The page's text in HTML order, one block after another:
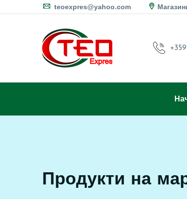
teoexpres@yahoo.com
Продукти на